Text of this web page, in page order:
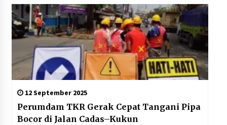
12 September 2025
Perumdam TKR Gerak Cepat Tangani Pipa
Bocor di Jalan Cadas–Kukun